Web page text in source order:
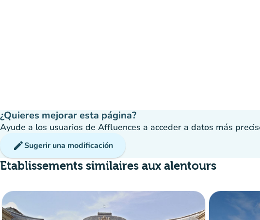
¿Quieres mejorar esta página?
Ayude a los usuarios de Affluences a acceder a datos más
editSugerir una modificación
Etablissements similaires aux alentours